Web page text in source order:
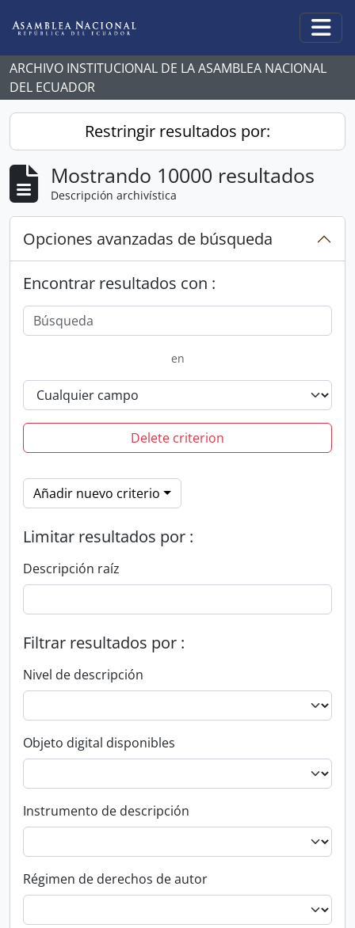
ARCHIVO INSTITUCIONAL DE LA ASAMBLEA NACIONAL
DEL ECUADOR
Restringir resultados por:
Mostrando 10000 resultados
Descripción archivística
Opciones avanzadas de búsqueda
Encontrar resultados con :
en
Delete criterion
Añadir nuevo criterio
Limitar resultados por :
Descripción raíz
Filtrar resultados por :
Nivel de descripción
Objeto digital disponibles
Instrumento de descripción
Régimen de derechos de autor